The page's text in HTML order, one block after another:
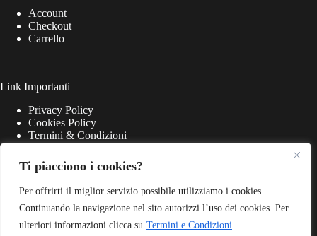
Ti piacciono i cookies?
Per offrirti il miglior servizio possibile utilizziamo i cookies.
Continuando la navigazione nel sito autorizzi l’uso dei cookies. Per
ulteriori informazioni clicca su Termini e Condizioni
Account
Checkout
Carrello
Link Importanti
Privacy Policy
Cookies Policy
Termini & Condizioni